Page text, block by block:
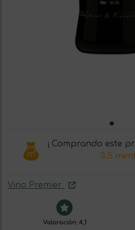
¡ Comprando este
3.5
Vino Premier
Valoración: 4,1